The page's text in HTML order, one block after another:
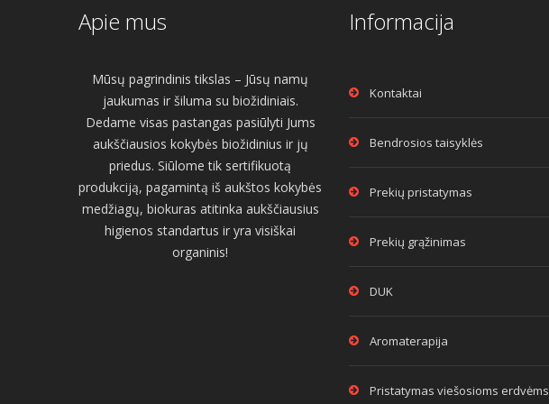
Apie mus
Mūsų pagrindinis tikslas – Jūsų namų
jaukumas ir šiluma su biožidiniais.
Dedame visas pastangas pasiūlyti Jums
aukščiausios kokybės biožidinius ir jų
priedus. Siūlome tik sertifikuotą
produkciją, pagamintą iš aukštos kokybės
medžiagų, biokuras atitinka aukščiausius
higienos standartus ir yra visiškai
organinis!
Informacija
Kontaktai
Bendrosios taisyklės
Prekių pristatymas
Prekių grąžinimas
DUK
Aromaterapija
Pristatymas viešosioms erdvėms